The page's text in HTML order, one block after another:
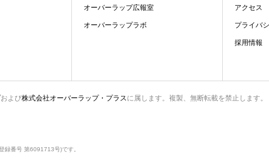
オーバーラップ広報室
オーバーラップラボ
アクセス
プライバ
採用情報
および株式会社オーバーラップ・プラス に属します。複製、無断転載を禁止します。
録番号 第6091713号)です。